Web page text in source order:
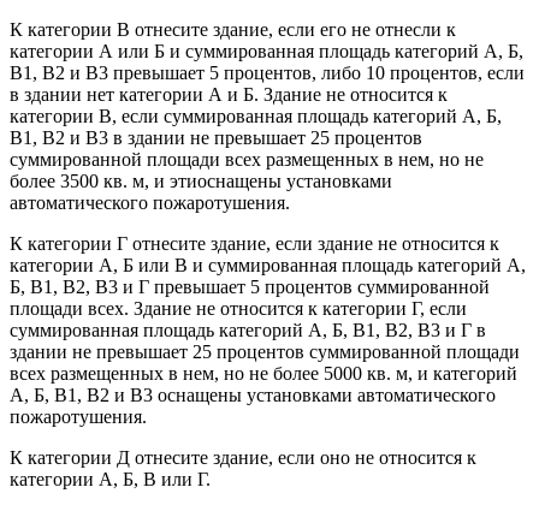
К категории В отнесите здание, если его не отнесли к
категории А или Б и суммированная площадь категорий А, Б,
В1, В2 и В3 превышает 5 процентов, либо 10 процентов, если
в здании нет категории А и Б. Здание не относится к
категории В, если суммированная площадь категорий А, Б,
В1, В2 и В3 в здании не превышает 25 процентов
суммированной площади всех размещенных в нем, но не
более 3500 кв. м, и этиоснащены установками
автоматического пожаротушения.
К категории Г отнесите здание, если здание не относится к
категории А, Б или В и суммированная площадь категорий А,
Б, В1, В2, В3 и Г превышает 5 процентов суммированной
площади всех. Здание не относится к категории Г, если
суммированная площадь категорий А, Б, В1, В2, В3 и Г в
здании не превышает 25 процентов суммированной площади
всех размещенных в нем, но не более 5000 кв. м, и категорий
А, Б, В1, В2 и В3 оснащены установками автоматического
пожаротушения.
К категории Д отнесите здание, если оно не относится к
категории А, Б, В или Г.